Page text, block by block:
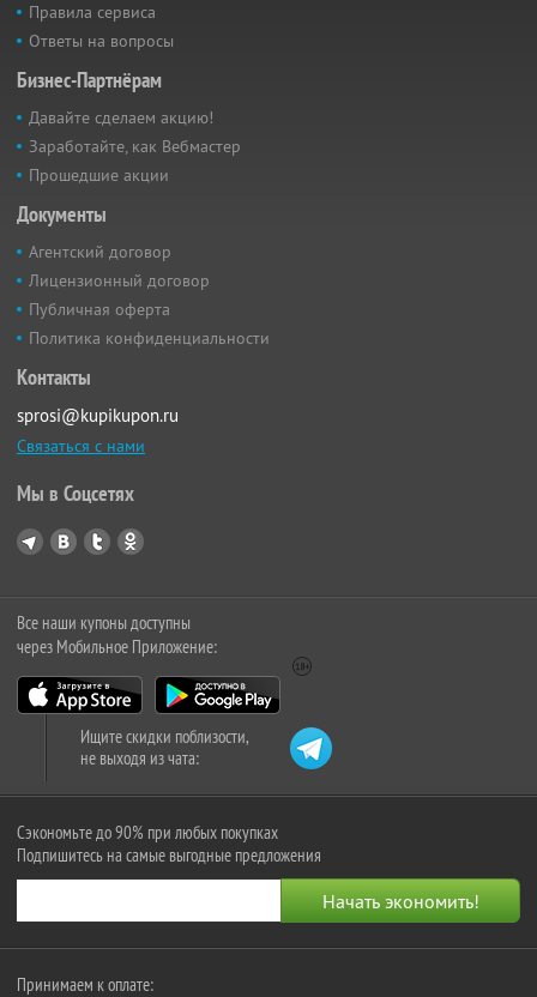
Правила сервиса
Ответы на вопросы
Бизнес-Партнёрам
Давайте сделаем акцию!
Заработайте, как Вебмастер
Прошедшие акции
Документы
Агентский договор
Лицензионный договор
Публичная оферта
Политика конфиденциальности
Контакты
sprosi@kupikupon.ru
Связаться с нами
Мы в Соцсетях
Все наши купоны доступны
через Мобильное Приложение:
Ищите скидки поблизости,
не выходя из чата:
Сэкономьте до 90% при любых покупках
Подпишитесь на самые выгодные предложения
Принимаем к оплате: